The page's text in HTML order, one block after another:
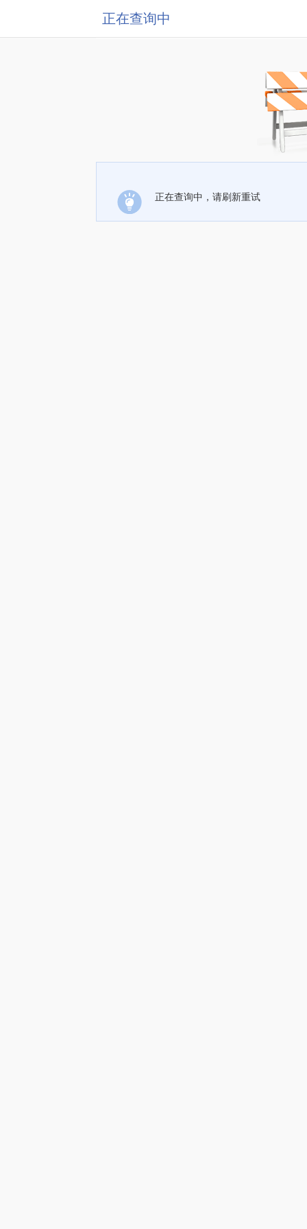
正在查询中
正在查询中，请刷新重试